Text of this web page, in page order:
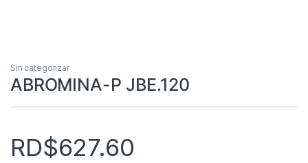
Sin categorizar
ABROMINA-P JBE.120
RD$627.60